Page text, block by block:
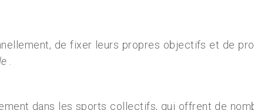
de fixer leurs propres objectifs et de
dans les sports collectifs, qui offrent de